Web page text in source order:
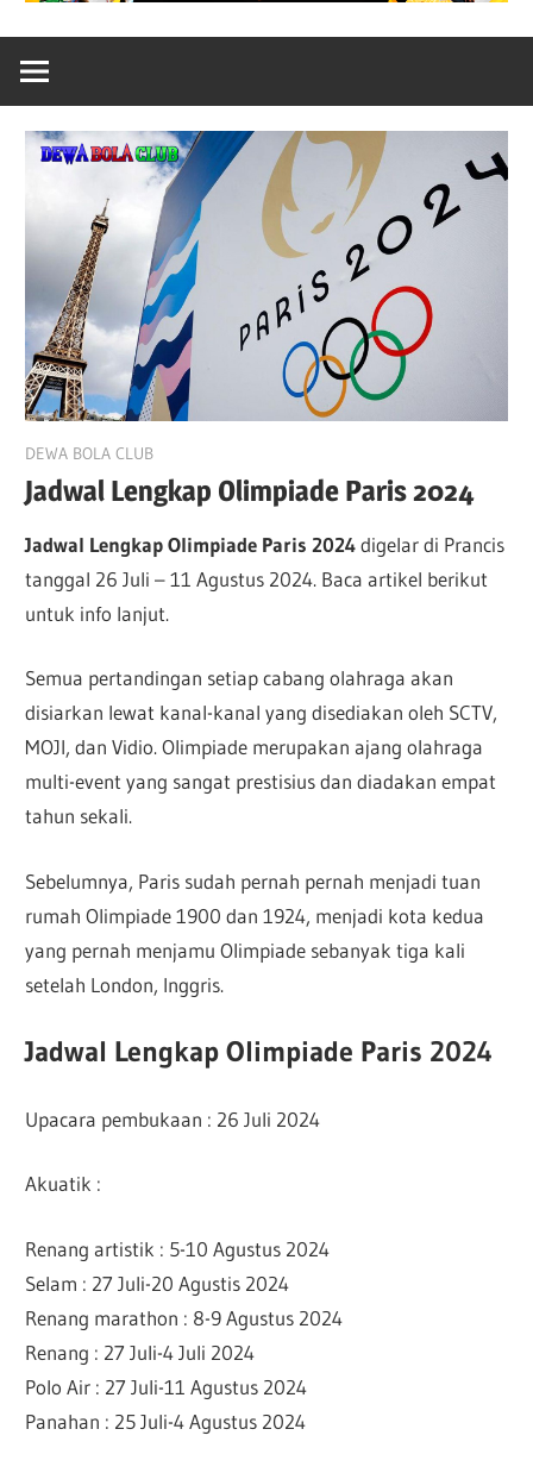
July 22, 2024
DEWA BOLA CLUB
Jadwal Lengkap Olimpiade Paris 2024
Jadwal Lengkap Olimpiade Paris 2024digelar di Prancis
tanggal 26 Juli – 11 Agustus 2024. Baca artikel berikut
untuk info lanjut.
Semua pertandingan setiap cabang olahraga akan
disiarkan lewat kanal-kanal yang disediakan oleh SCTV,
MOJI, dan Vidio. Olimpiade merupakan ajang olahraga
multi-event yang sangat prestisius dan diadakan empat
tahun sekali.
Sebelumnya, Paris sudah pernah pernah menjadi tuan
rumah Olimpiade 1900 dan 1924, menjadi kota kedua
yang pernah menjamu Olimpiade sebanyak tiga kali
setelah London, Inggris.
Jadwal Lengkap Olimpiade Paris 2024
Upacara pembukaan : 26 Juli 2024
Akuatik :
Renang artistik : 5-10 Agustus 2024
Selam : 27 Juli-20 Agustis 2024
Renang marathon : 8-9 Agustus 2024
Renang : 27 Juli-4 Juli 2024
Polo Air : 27 Juli-11 Agustus 2024
Panahan : 25 Juli-4 Agustus 2024